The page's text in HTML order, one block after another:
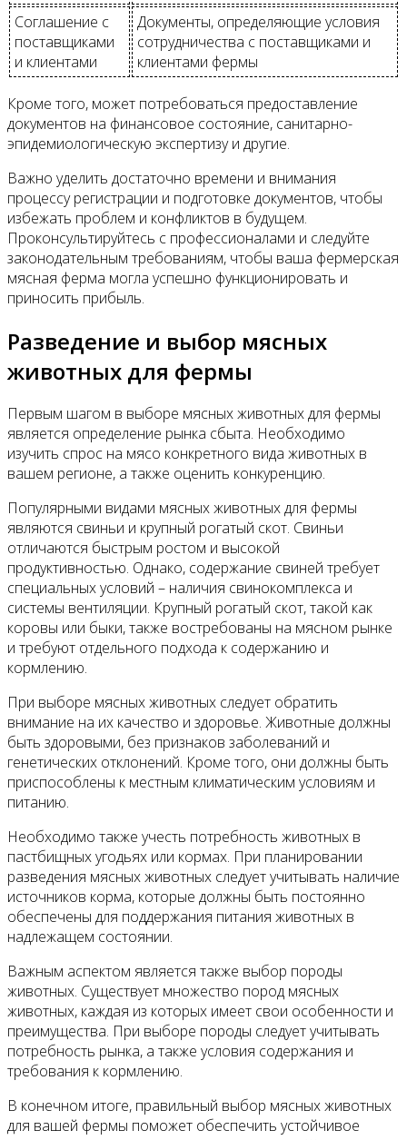
Соглашение с
поставщиками
и клиентами
Документы, определяющие условия
сотрудничества с поставщиками и
клиентами фермы
Кроме того, может потребоваться предоставление
документов на финансовое состояние, санитарно-
эпидемиологическую экспертизу и другие.
Важно уделить достаточно времени и внимания
процессу регистрации и подготовке документов, чтобы
избежать проблем и конфликтов в будущем.
Проконсультируйтесь с профессионалами и следуйте
законодательным требованиям, чтобы ваша фермерская
мясная ферма могла успешно функционировать и
приносить прибыль.
Разведение и выбор мясных
животных для фермы
Первым шагом в выборе мясных животных для фермы
является определение рынка сбыта. Необходимо
изучить спрос на мясо конкретного вида животных в
вашем регионе, а также оценить конкуренцию.
Популярными видами мясных животных для фермы
являются свиньи и крупный рогатый скот. Свиньи
отличаются быстрым ростом и высокой
продуктивностью. Однако, содержание свиней требует
специальных условий – наличия свинокомплекса и
системы вентиляции. Крупный рогатый скот, такой как
коровы или быки, также востребованы на мясном рынке
и требуют отдельного подхода к содержанию и
кормлению.
При выборе мясных животных следует обратить
внимание на их качество и здоровье. Животные должны
быть здоровыми, без признаков заболеваний и
генетических отклонений. Кроме того, они должны быть
приспособлены к местным климатическим условиям и
питанию.
Необходимо также учесть потребность животных в
пастбищных угодьях или кормах. При планировании
разведения мясных животных следует учитывать наличие
источников корма, которые должны быть постоянно
обеспечены для поддержания питания животных в
надлежащем состоянии.
Важным аспектом является также выбор породы
животных. Существует множество пород мясных
животных, каждая из которых имеет свои особенности и
преимущества. При выборе породы следует учитывать
потребность рынка, а также условия содержания и
требования к кормлению.
В конечном итоге, правильный выбор мясных животных
для вашей фермы поможет обеспечить устойчивое